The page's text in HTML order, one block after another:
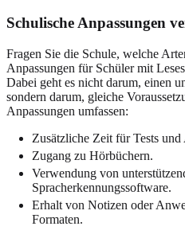
Schulische Anpassungen
Fragen Sie die Schule, welche
Anpassungen für Schüler mit
Dabei geht es nicht darum, einen
sondern darum, gleiche
Anpassungen umfassen:
Zusätzliche Zeit für Tests und
Zugang zu Hörbüchern.
Verwendung von
Spracherkennungssoftware.
Erhalt von Notizen oder
Formaten.